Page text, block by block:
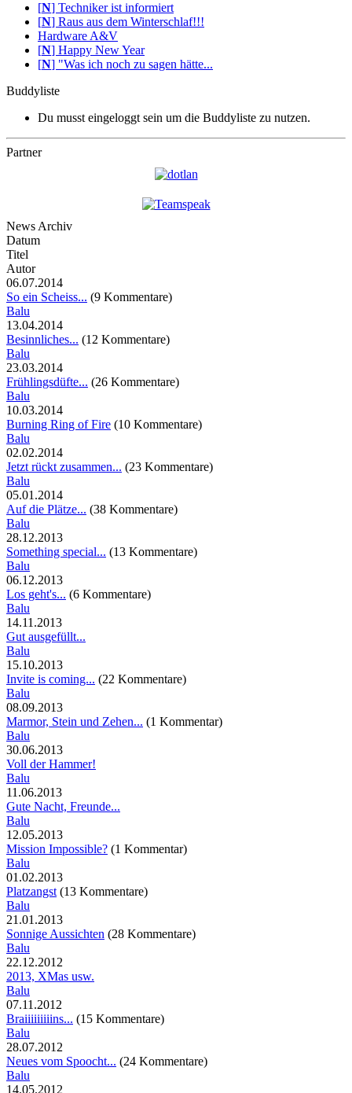
[N] Techniker ist informiert
[N] Raus aus dem Winterschlaf!!!
Hardware A&V
[N] Happy New Year
[N] "Was ich noch zu sagen hätte...
Buddyliste
Du musst eingeloggt sein um die Buddyliste zu nutzen.
Partner
News Archiv
Datum
Titel
Autor
06.07.2014
So ein Scheiss... (9 Kommentare)
Balu
13.04.2014
Besinnliches... (12 Kommentare)
Balu
23.03.2014
Frühlingsdüfte... (26 Kommentare)
Balu
10.03.2014
Burning Ring of Fire (10 Kommentare)
Balu
02.02.2014
Jetzt rückt zusammen... (23 Kommentare)
Balu
05.01.2014
Auf die Plätze... (38 Kommentare)
Balu
28.12.2013
Something special... (13 Kommentare)
Balu
06.12.2013
Los geht's... (6 Kommentare)
Balu
14.11.2013
Gut ausgefüllt...
Balu
15.10.2013
Invite is coming... (22 Kommentare)
Balu
08.09.2013
Marmor, Stein und Zehen... (1 Kommentar)
Balu
30.06.2013
Voll der Hammer!
Balu
11.06.2013
Gute Nacht, Freunde...
Balu
12.05.2013
Mission Impossible? (1 Kommentar)
Balu
01.02.2013
Platzangst (13 Kommentare)
Balu
21.01.2013
Sonnige Aussichten (28 Kommentare)
Balu
22.12.2012
2013, XMas usw.
Balu
07.11.2012
Braiiiiiiiiins... (15 Kommentare)
Balu
28.07.2012
Neues vom Spoocht... (24 Kommentare)
Balu
14.05.2012